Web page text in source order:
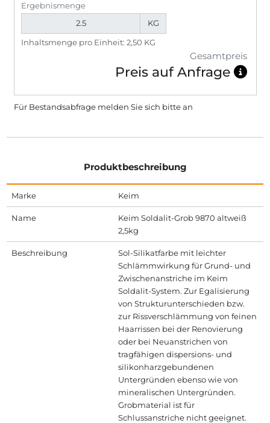
Ergebnismenge
KG
Inhaltsmenge pro Einheit: 2,50 KG
Gesamtpreis
Preis auf Anfrage
Für Bestandsabfrage melden Sie sich bittean
Produktbeschreibung
Marke Keim
Name
Keim Soldalit-Grob 9870 altweiß
2,5kg
Beschreibung
Sol-Silikatfarbe mit leichter
Schlämmwirkung für Grund- und
Zwischenanstriche im Keim
Soldalit-System. Zur Egalisierung
von Strukturunterschieden bzw.
zur Rissverschlämmung von feinen
Haarrissen bei der Renovierung
oder bei Neuanstrichen von
tragfähigen dispersions- und
silikonharzgebundenen
Untergründen ebenso wie von
mineralischen Untergründen.
Grobmaterial ist für
Schlussanstriche nicht geeignet.